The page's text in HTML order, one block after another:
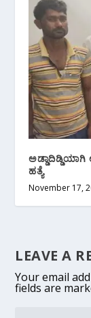
ಹತ್ಯೆ
November 17,
LEAVE A
Your email
fields are